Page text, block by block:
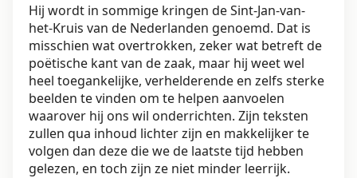
Hij wordt in sommige kringen de Sint-Jan-van-
het-Kruis van de Nederlanden genoemd. Dat is
misschien wat overtrokken, zeker wat betreft de
poëtische kant van de zaak, maar hij weet wel
heel toegankelijke, verhelderende en zelfs sterke
beelden te vinden om te helpen aanvoelen
waarover hij ons wil onderrichten. Zijn teksten
zullen qua inhoud lichter zijn en makkelijker te
volgen dan deze die we de laatste tijd hebben
gelezen, en toch zijn ze niet minder leerrijk.